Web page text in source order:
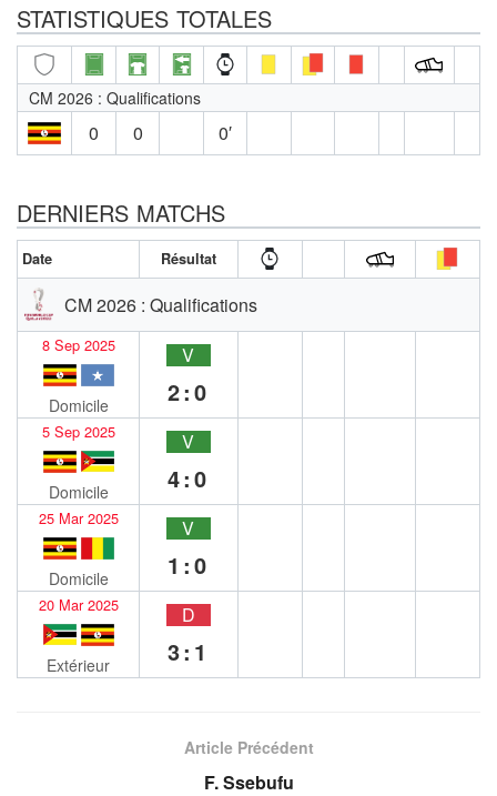
STATISTIQUES TOTALES
CM 2026 : Qualifications
0 0 0′
DERNIERS MATCHS
Date Résultat
CM 2026 : Qualifications
8 Sep 2025
Domicile
V
2:0
5 Sep 2025
Domicile
V
4:0
25 Mar 2025
Domicile
V
1:0
20 Mar 2025
Extérieur
D
3:1
Article Précédent
F. Ssebufu